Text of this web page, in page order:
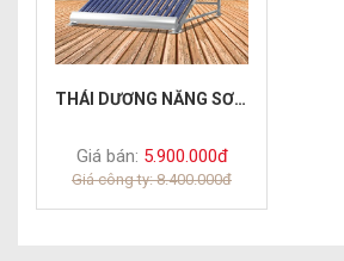
THÁI DƯƠNG NĂNG SƠN HÀ GOLD
Giá bán: 5.900.000đ
Giá công ty: 8.400.000đ